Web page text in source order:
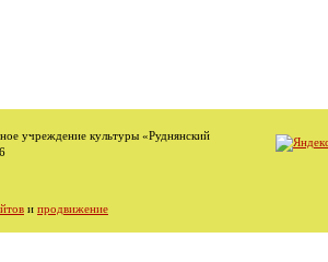
учреждение культуры «Руднянский
и продвижение